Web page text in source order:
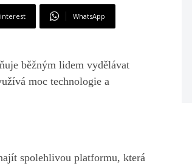
WhatsApp
běžným lidem vydělávat
moc technologie a
spolehlivou platformu, která